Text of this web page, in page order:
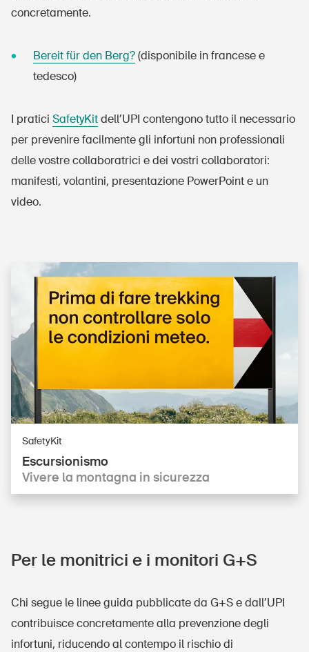
concretamente.
Bereit für den Berg?(disponibile in francese e
tedesco)
I pratici SafetyKitdell’UPI contengono tutto il necessario
per prevenire facilmente gli infortuni non professionali
delle vostre collaboratrici e dei vostri collaboratori:
manifesti, volantini, presentazione PowerPoint e un
video.
Escursionismo
Vivere la montagna in sicurezza
SafetyKit
Per le monitrici e i monitori G+S
Chi segue le linee guida pubblicate da G+S e dall’UPI
contribuisce concretamente alla prevenzione degli
infortuni, riducendo al contempo il rischio di